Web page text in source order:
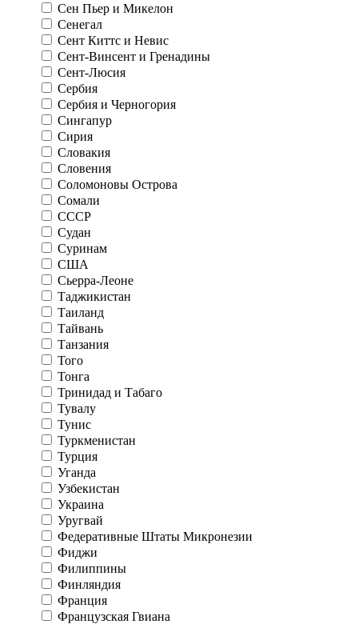
Сен Пьер и Микелон
Сенегал
Сент Киттс и Невис
Сент-Винсент и Гренадины
Сент-Люсия
Сербия
Сербия и Черногория
Сингапур
Сирия
Словакия
Словения
Соломоновы Острова
Сомали
СССР
Судан
Суринам
США
Сьерра-Леоне
Таджикистан
Таиланд
Тайвань
Танзания
Того
Тонга
Тринидад и Табаго
Тувалу
Тунис
Туркменистан
Турция
Уганда
Узбекистан
Украина
Уругвай
Федеративные Штаты Микронезии
Фиджи
Филиппины
Финляндия
Франция
Французская Гвиана